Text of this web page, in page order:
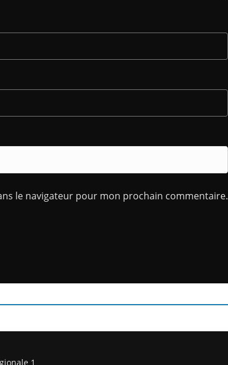
le navigateur pour mon prochain commentaire.
1